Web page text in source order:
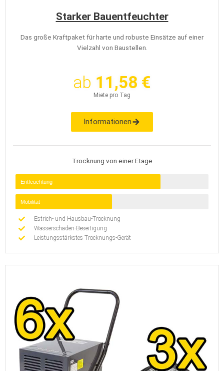
Starker Bauentfeuchter
Das große Kraftpaket für harte und robuste Einsätze auf einer
Vielzahl von Baustellen.
ab 11,58 €
Miete pro Tag
Informationen
Trocknung von einer Etage
Entfeuchtung
Mobilität
Estrich- und Hausbau-Trocknung
Wasserschaden-Beseitigung
Leistungsstärkstes Trocknungs-Gerät